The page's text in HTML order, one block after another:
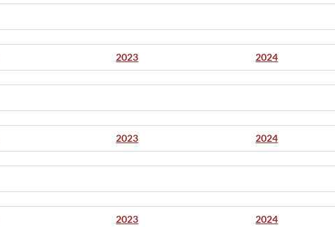
2023 2024
2023 2024
2023 2024